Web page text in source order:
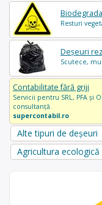
Resturi
Deșeuri
Scutece,
Contabilitate fără griji
Servicii pentru SRL, PFA și
consultanță.
supercontabil.ro
Alte tipuri de deșeuri
Agricultura ecologică